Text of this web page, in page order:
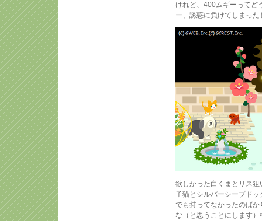
けれど、400ムギーってど
ー、誘惑に負けてしまっ
欲しかった白くまとリス
子猫とシルバーシープド
でも持ってなかったのば
な（と思うことにします